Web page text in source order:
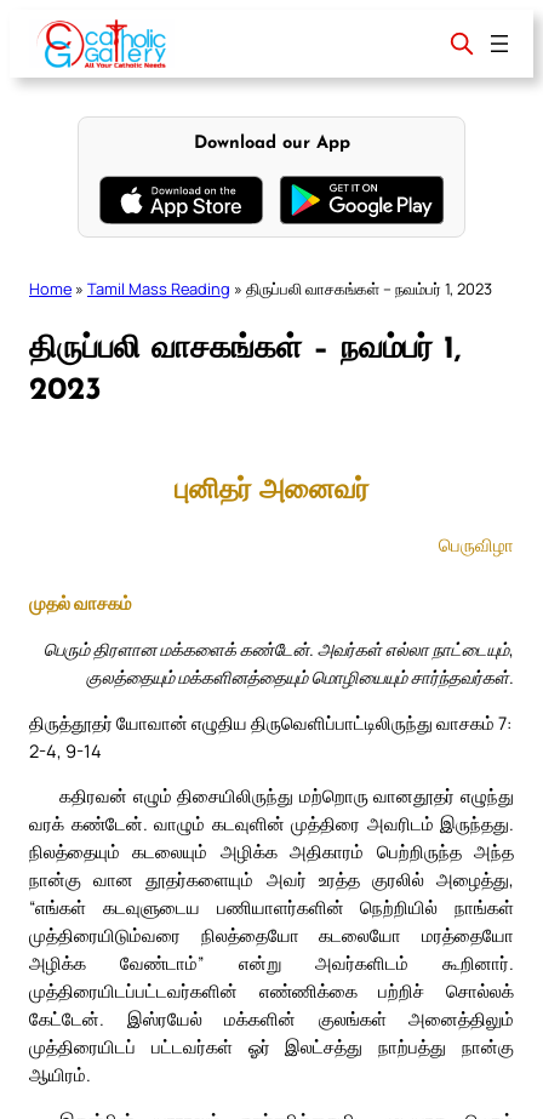
content
Download our App
Home » Tamil Mass Reading » திருப்பலி வாசகங்கள் – நவம்பர் 1, 2023
திருப்பலி வாசகங்கள் – நவம்பர் 1,
2023
புனிதர் அனைவர்
பெருவிழா
முதல் வாசகம்
பெரும் திரளான மக்களைக் கண்டேன். அவர்கள் எல்லா நாட்டையும்,
குலத்தையும் மக்களினத்தையும் மொழியையும் சார்ந்தவர்கள்.
திருத்தூதர் யோவான் எழுதிய திருவெளிப்பாட்டிலிருந்து வாசகம் 7:
2-4, 9-14
கதிரவன் எழும் திசையிலிருந்து மற்றொரு வானதூதர் எழுந்து
வரக் கண்டேன். வாழும் கடவுளின் முத்திரை அவரிடம் இருந்தது.
நிலத்தையும் கடலையும் அழிக்க அதிகாரம் பெற்றிருந்த அந்த
நான்கு வான தூதர்களையும் அவர் உரத்த குரலில் அழைத்து,
“எங்கள் கடவுளுடைய பணியாளர்களின் நெற்றியில் நாங்கள்
முத்திரையிடும்வரை நிலத்தையோ கடலையோ மரத்தையோ
அழிக்க வேண்டாம்” என்று அவர்களிடம் கூறினார்.
முத்திரையிடப்பட்டவர்களின் எண்ணிக்கை பற்றிச் சொல்லக்
கேட்டேன். இஸ்ரயேல் மக்களின் குலங்கள் அனைத்திலும்
முத்திரையிடப் பட்டவர்கள் ஓர் இலட்சத்து நாற்பத்து நான்கு
ஆயிரம்.